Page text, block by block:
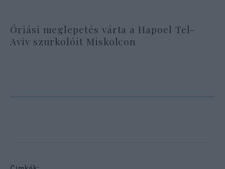
Óriási meglepetés várta a Hapoel Tel-
Aviv szurkolóit Miskolcon